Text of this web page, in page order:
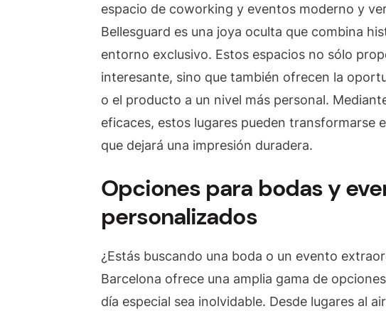
espacio de coworking y eventos moderno y
Bellesguard es una joya oculta que combina
entorno exclusivo. Estos espacios no sólo
interesante, sino que también ofrecen la
o el producto a un nivel más personal.
eficaces, estos lugares pueden transformarse
que dejará una impresión duradera.
Opciones para bodas y
personalizados
¿Estás buscando una boda o un evento
Barcelona ofrece una amplia gama de
día especial sea inolvidable. Desde lugares al